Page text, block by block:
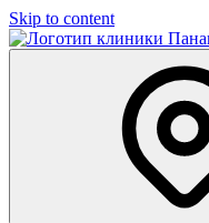
Skip to content